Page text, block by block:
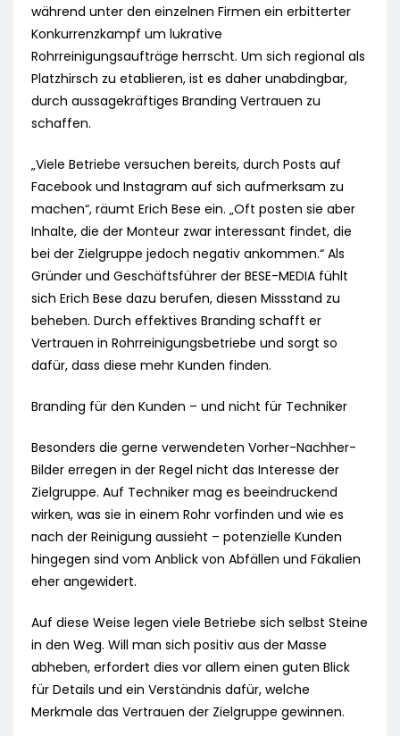
während unter den einzelnen Firmen ein erbitterter
Konkurrenzkampf um lukrative
Rohrreinigungsaufträge herrscht. Um sich regional als
Platzhirsch zu etablieren, ist es daher unabdingbar,
durch aussagekräftiges Branding Vertrauen zu
schaffen.
„Viele Betriebe versuchen bereits, durch Posts auf
Facebook und Instagram auf sich aufmerksam zu
machen“, räumt Erich Bese ein. „Oft posten sie aber
Inhalte, die der Monteur zwar interessant findet, die
bei der Zielgruppe jedoch negativ ankommen.“ Als
Gründer und Geschäftsführer der BESE-MEDIA fühlt
sich Erich Bese dazu berufen, diesen Missstand zu
beheben. Durch effektives Branding schafft er
Vertrauen in Rohrreinigungsbetriebe und sorgt so
dafür, dass diese mehr Kunden finden.
Branding für den Kunden – und nicht für Techniker
Besonders die gerne verwendeten Vorher-Nachher-
Bilder erregen in der Regel nicht das Interesse der
Zielgruppe. Auf Techniker mag es beeindruckend
wirken, was sie in einem Rohr vorfinden und wie es
nach der Reinigung aussieht – potenzielle Kunden
hingegen sind vom Anblick von Abfällen und Fäkalien
eher angewidert.
Auf diese Weise legen viele Betriebe sich selbst Steine
in den Weg. Will man sich positiv aus der Masse
abheben, erfordert dies vor allem einen guten Blick
für Details und ein Verständnis dafür, welche
Merkmale das Vertrauen der Zielgruppe gewinnen.